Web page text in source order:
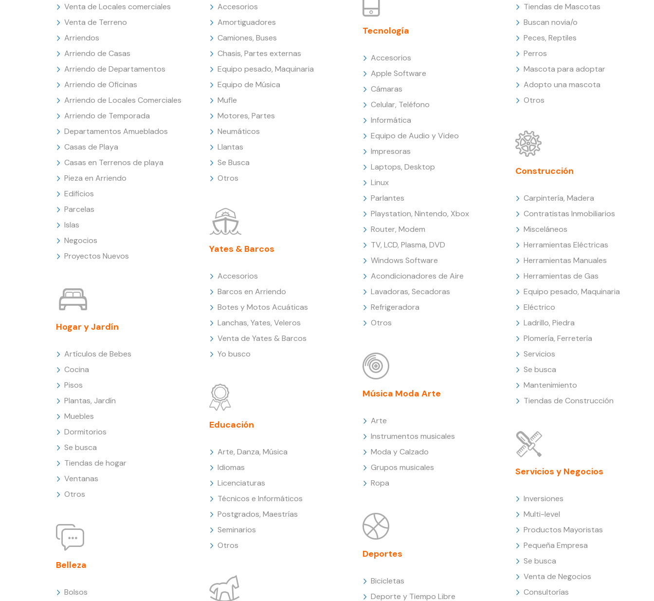
Venta de Locales comerciales
Venta de Terreno
Arriendos
Arriendo de Casas
Arriendo de Departamentos
Arriendo de Oficinas
Arriendo de Locales Comerciales
Arriendo de Temporada
Departamentos Amueblados
Casas de Playa
Casas en Terrenos de playa
Pieza en Arriendo
Edificios
Parcelas
Islas
Negocios
Proyectos Nuevos
Hogar y Jardín
Artículos de Bebes
Cocina
Pisos
Plantas, Jardín
Muebles
Dormitorios
Se busca
Tiendas de hogar
Ventanas
Otros
Belleza
Bolsos
Accesorios
Amortiguadores
Camiones, Buses
Chasis, Partes externas
Equipo pesado, Maquinaria
Equipo de Música
Mufle
Motores, Partes
Neumáticos
Llantas
Se Busca
Otros
Yates & Barcos
Accesorios
Barcos en Arriendo
Botes y Motos Acuáticas
Lanchas, Yates, Veleros
Venta de Yates & Barcos
Yo busco
Educación
Arte, Danza, Música
Idiomas
Licenciaturas
Técnicos e Informáticos
Postgrados, Maestrías
Seminarios
Otros
Tecnología
Accesorios
Apple Software
Cámaras
Celular, Teléfono
Informática
Equipo de Audio y Video
Impresoras
Laptops, Desktop
Linux
Parlantes
Playstation, Nintendo, Xbox
Router, Modem
TV, LCD, Plasma, DVD
Windows Software
Acondicionadores de Aire
Lavadoras, Secadoras
Refrigeradora
Otros
Música Moda Arte
Arte
Instrumentos musicales
Moda y Calzado
Grupos musicales
Ropa
Deportes
Bicicletas
Deporte y Tiempo Libre
Tiendas de Mascotas
Buscan novia/o
Peces, Reptiles
Perros
Mascota para adoptar
Adopto una mascota
Otros
Construcción
Carpintería, Madera
Contratistas Inmobiliarios
Misceláneos
Herramientas Eléctricas
Herramientas Manuales
Herramientas de Gas
Equipo pesado, Maquinaria
Eléctrico
Ladrillo, Piedra
Plomería, Ferretería
Servicios
Se busca
Mantenimiento
Tiendas de Construcción
Servicios y Negocios
Inversiones
Multi-level
Productos Mayoristas
Pequeña Empresa
Se busca
Venta de Negocios
Consultorías